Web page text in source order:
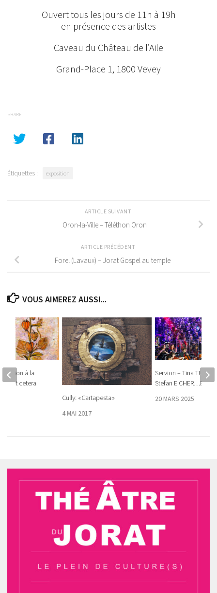
Ouvert tous les jours de 11h à 19h
en présence des artistes
Caveau du Château de l’Aile
Grand-Place 1, 1800 Vevey
SHARE
Étiquettes : exposition
ARTICLE SUIVANT
Oron-la-Ville – Téléthon Oron
ARTICLE PRÉCÉDENT
Forel (Lavaux) – Jorat Gospel au temple
VOUS AIMEREZ AUSSI...
Cully: « Cartapesta »
4 MAI 2017
Servion – Tina
Stefan EICHER…Et les
20 MARS 2025
à la
et cetera